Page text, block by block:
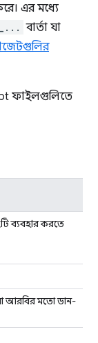
এর মধ্যে
বার্তা যা
ফাইলগুলিতে
ব্যবহার করতে
আরবির মতো ডান-